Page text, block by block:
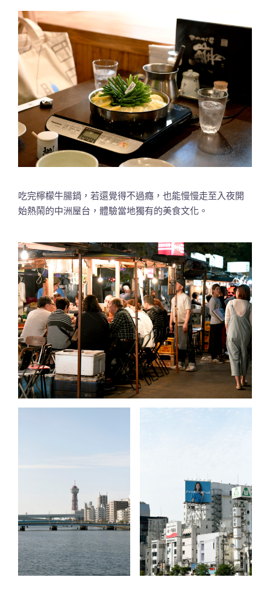
吃完檸檬牛腸鍋，若還覺得不過癮，也能慢慢走至入夜開
始熱鬧的中洲屋台，體驗當地獨有的美食文化。